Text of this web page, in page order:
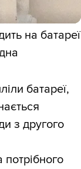
на батареї
батареї,
з другого